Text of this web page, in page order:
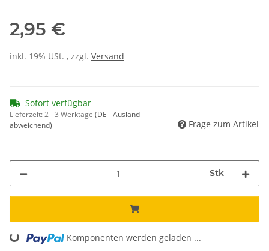
2,95 €
inkl. 19% USt. , zzgl. Versand
Sofort verfügbar
Lieferzeit:2 - 3 Werktage (DE - Ausland
abweichend)
Frage zum Artikel
Stk
Loading... Komponenten werden geladen ...